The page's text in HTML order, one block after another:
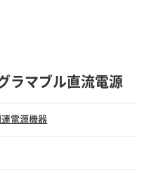
ラマブル直流電源
連電源機器